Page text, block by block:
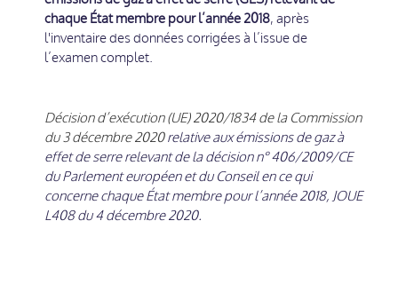
chaque État membre pour l’année 2018, après
l'inventaire des données corrigées à l’issue de
l’examen complet.
Décision d’exécution (UE) 2020/1834 de la Commission
du 3 décembre 2020relative aux émissions de gaz à
effet de serre relevant de la décision n° 406/2009/CE
du Parlement européen et du Conseil en ce qui
concerne chaque État membre pour l’année 2018, JOUE
L408 du 4 décembre 2020.